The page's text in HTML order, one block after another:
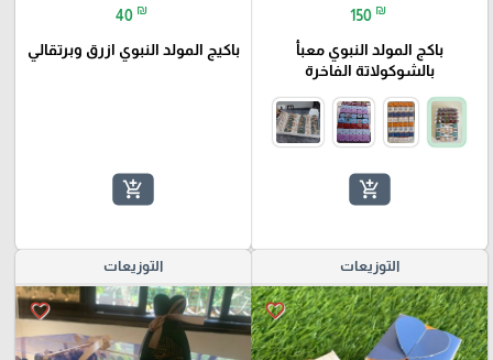
150 ₪
باكج المولد النبوي معبأ
بالشوكولاتة الفاخرة
add_shopping_cart
40 ₪
باكيج المولد النبوي ازرق وبرتقالي
add_shopping_cart
التوزيعات
favorite_border
التوزيعات
favorite_border